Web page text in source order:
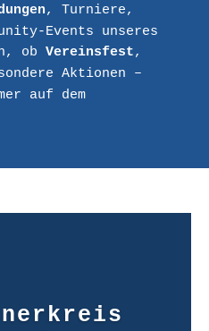
, Turniere,
Events unseres
ob Vereinsfest,
Aktionen –
auf dem